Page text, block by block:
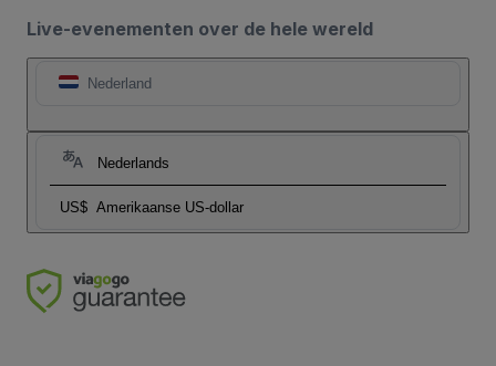
Live-evenementen over de hele wereld
Nederland
Nederlands
US$ Amerikaanse US-dollar